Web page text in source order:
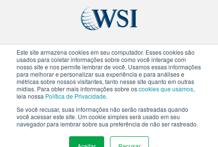
Este site armazena cookies em seu computador. Esses cookies são
usados para coletar informações sobre como você interage com
nosso site e nos permite lembrar de você. Usamos essas informações
para melhorar e personalizar sua experiência e para análises e
métricas sobre nossos visitantes, tanto nesse site quanto em outras
mídias. Para obter mais informações sobre oscookies que usamos,
leia nossa Política de Privacidade.
Se você recusar, suas informações não serão rastreadas quando
você acessar este site. Um cookie simples será usado em seu
navegador para lembrar sobre sua preferência de não ser rastreado.
© 2020-2026WSI. Todos direitos reservados. WSI
ICE e WSI IM são marcas registradas da Research
and Management Corp (RAM).Politica de
é uma empresa de propriedade e operação
independente.
Sites regionais